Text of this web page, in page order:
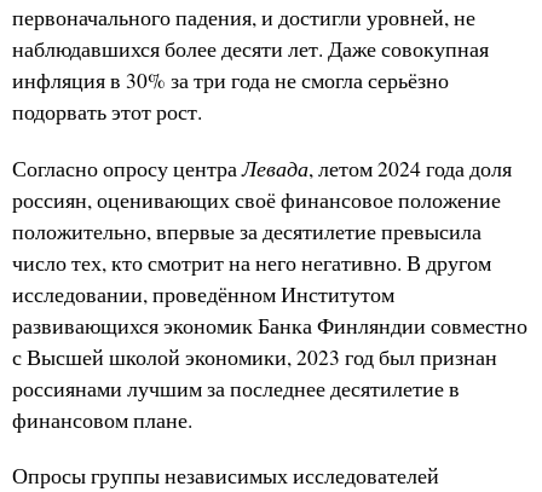
первоначального падения, и достигли уровней, не
наблюдавшихся более десяти лет. Даже совокупная
инфляция в 30% за три года не смогла серьёзно
подорвать этот рост.
Согласно опросу центраЛевада, летом 2024 года доля
россиян, оценивающих своё финансовое положение
положительно, впервые за десятилетие превысила
число тех, кто смотрит на него негативно. В другом
исследовании, проведённом Институтом
развивающихся экономик Банка Финляндии совместно
с Высшей школой экономики, 2023 год был признан
россиянами лучшим за последнее десятилетие в
финансовом плане.
Опросы группы независимых исследователей